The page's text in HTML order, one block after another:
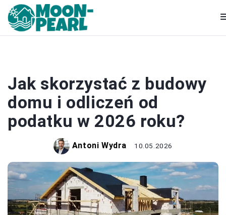
Jak skorzystać z budowy
domu i odliczeń od
podatku w 2026 roku?
Antoni Wydra 10.05.2026